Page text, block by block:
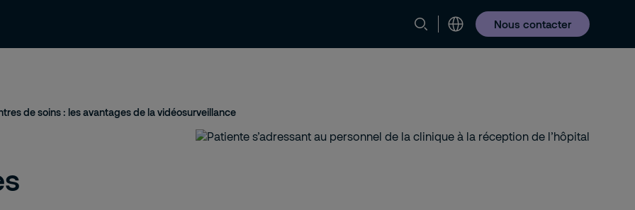
Nous contacter
Contact et support Emploi
de soins : les avantages de la vidéosurveillance